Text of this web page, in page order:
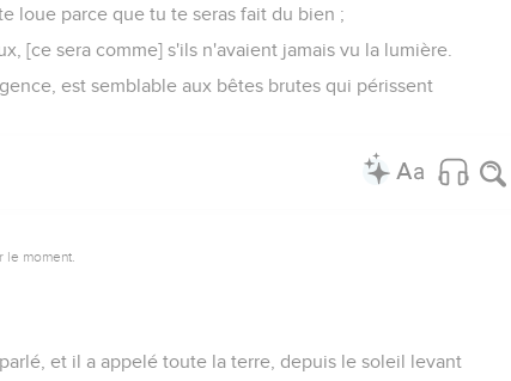
loue parce que tu te seras fait du bien ;
[ce sera comme] s'ils n'avaient jamais vu la lumière.
est semblable aux bêtes brutes qui périssent
moment.
et il a appelé toute la terre, depuis le soleil levant